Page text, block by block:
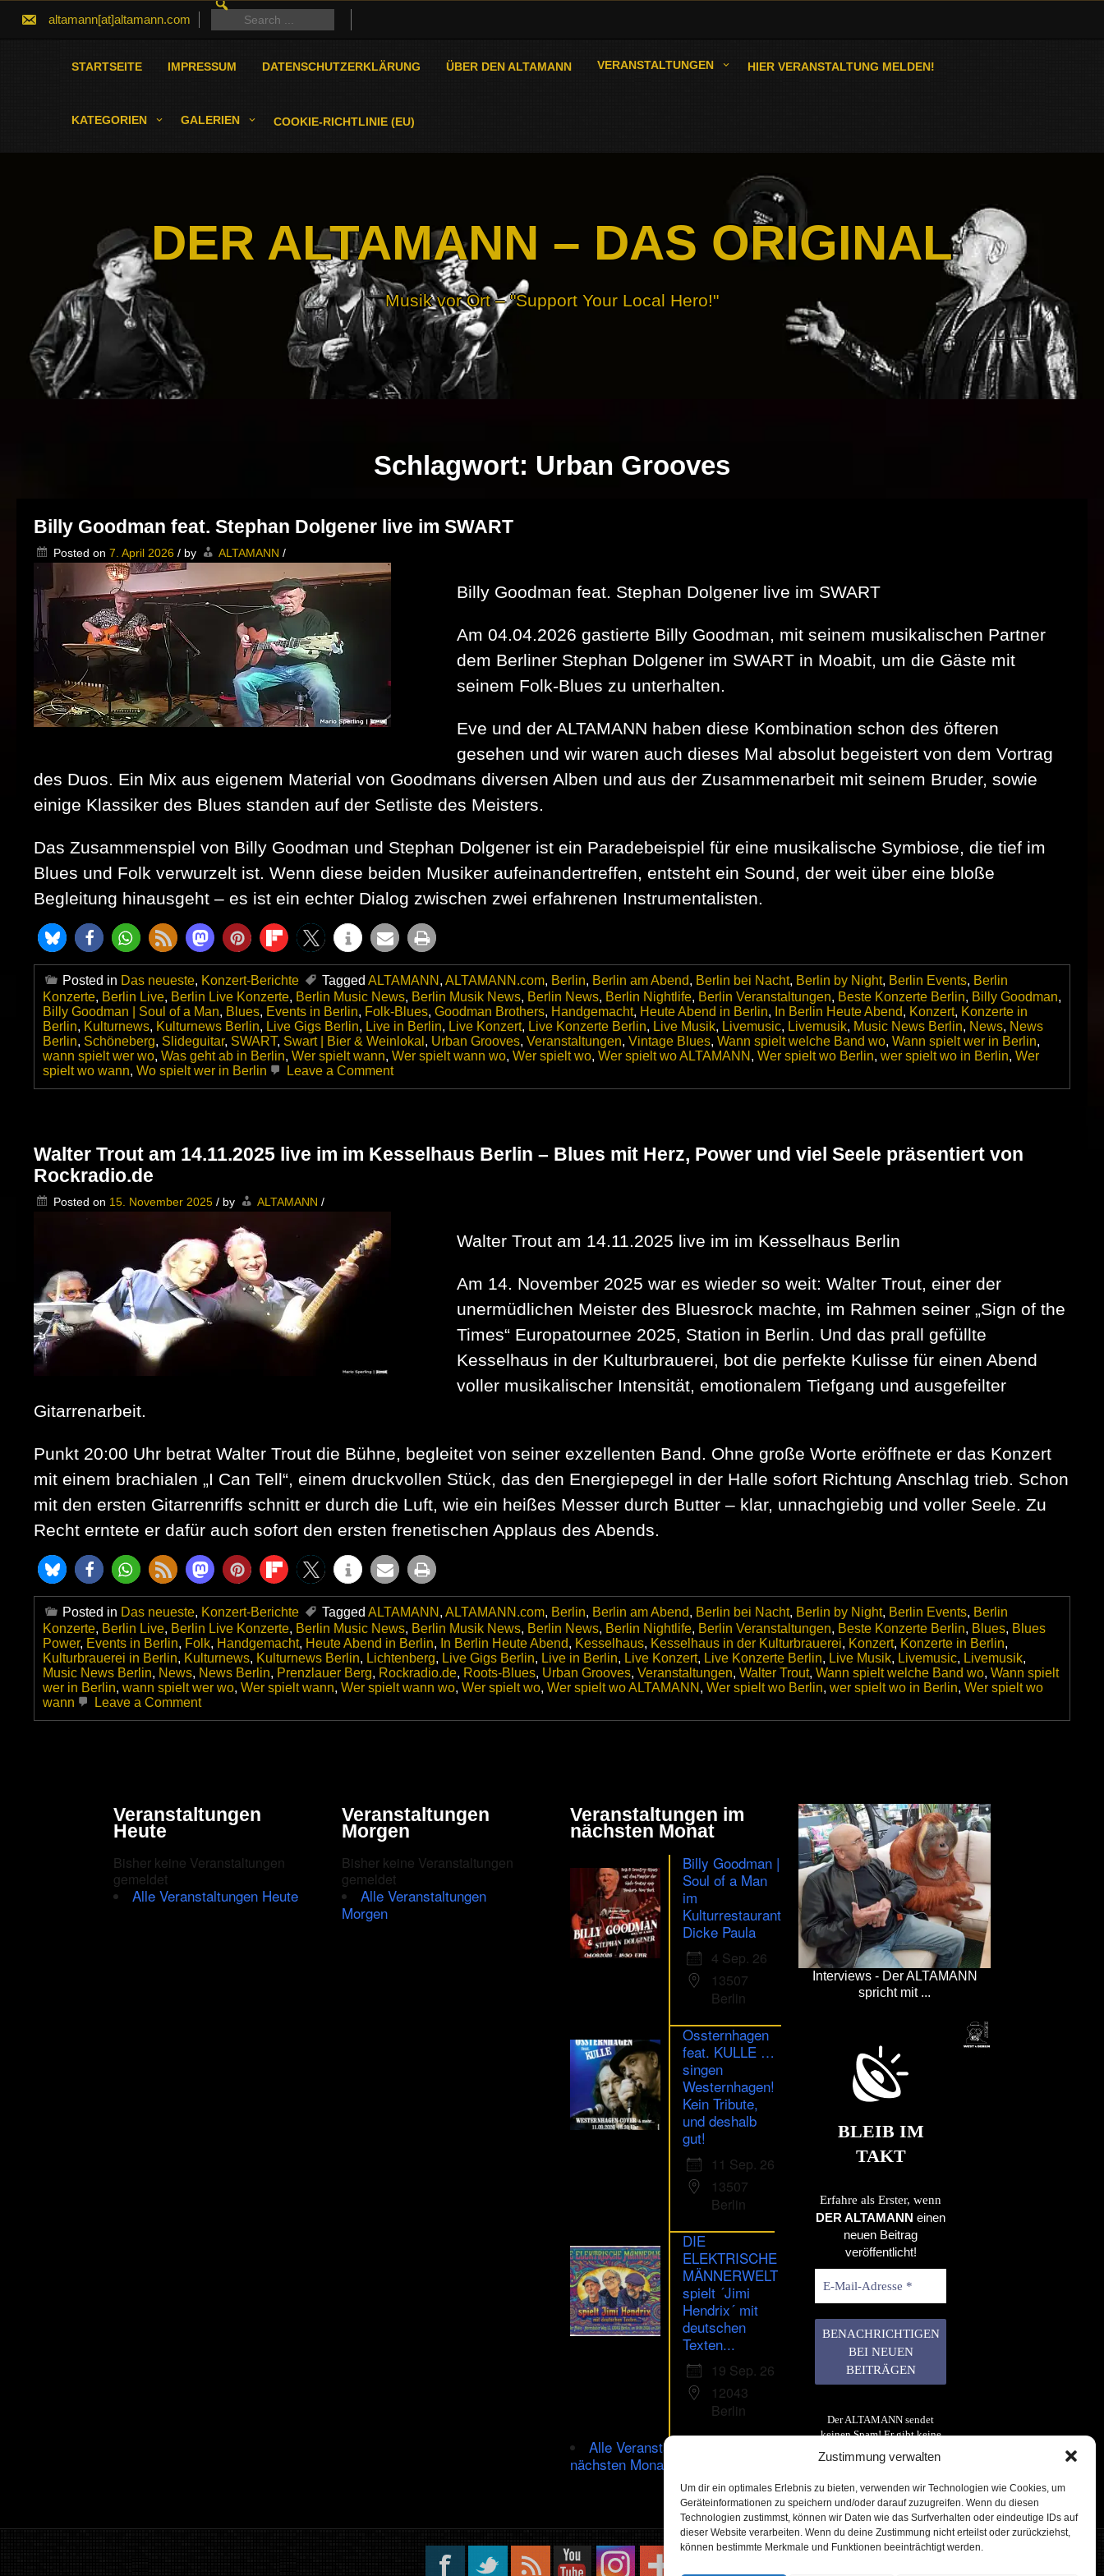
Zustimmung verwalten
Um dir ein optimales Erlebnis zu bieten, verwenden wir Technologien wie Cookies, um
Geräteinformationen zu speichern und/oder darauf zuzugreifen. Wenn du diesen
Technologien zustimmst, können wir Daten wie das Surfverhalten oder eindeutige IDs auf
dieser Website verarbeiten. Wenn du deine Zustimmung nicht erteilst oder zurückziehst,
können bestimmte Merkmale und Funktionen beeinträchtigt werden.
altamann[at]altamann.com
FOR:
Search
for:
STARTSEITE IMPRESSUM DATENSCHUTZERKLÄRUNG ÜBER DEN ALTAMANN VERANSTALTUNGEN HIER VERANSTALTUNG MELDEN!
KATEGORIEN GALERIEN COOKIE-RICHTLINIE (EU)
DER ALTAMANN – DAS ORIGINAL
Musik vor Ort – "Support Your Local Hero!"
Schlagwort: Urban Grooves
Billy Goodman feat. Stephan Dolgener live im SWART
Posted on 7. April 2026 / by ALTAMANN /
Billy Goodman feat. Stephan Dolgener live im SWART
Am 04.04.2026 gastierte Billy Goodman, mit seinem musikalischen Partner
dem Berliner Stephan Dolgener im SWART in Moabit, um die Gäste mit
seinem Folk-Blues zu unterhalten.
Eve und der ALTAMANN haben diese Kombination schon des öfteren
gesehen und wir waren auch dieses Mal absolut begeistert von dem Vortrag
des Duos. Ein Mix aus eigenem Material von Goodmans diversen Alben und aus der Zusammenarbeit mit seinem Bruder, sowie
einige Klassiker des Blues standen auf der Setliste des Meisters.
Das Zusammenspiel von Billy Goodman und Stephan Dolgener ist ein Paradebeispiel für eine musikalische Symbiose, die tief im
Blues und Folk verwurzelt ist. Wenn diese beiden Musiker aufeinandertreffen, entsteht ein Sound, der weit über eine bloße
Begleitung hinausgeht – es ist ein echter Dialog zwischen zwei erfahrenen Instrumentalisten.
Posted in Das neueste, Konzert-Berichte Tagged ALTAMANN , ALTAMANN.com, Berlin, Berlin am Abend, Berlin bei Nacht, Berlin by Night, Berlin Events, Berlin
Konzerte, Berlin Live, Berlin Live Konzerte, Berlin Music News, Berlin Musik News, Berlin News, Berlin Nightlife, Berlin Veranstaltungen, Beste Konzerte Berlin, Billy Goodman,
Billy Goodman | Soul of a Man, Blues, Events in Berlin, Folk-Blues, Goodman Brothers, Handgemacht, Heute Abend in Berlin, In Berlin Heute Abend, Konzert, Konzerte in
Berlin, Kulturnews, Kulturnews Berlin, Live Gigs Berlin, Live in Berlin, Live Konzert, Live Konzerte Berlin, Live Musik, Livemusic, Livemusik, Music News Berlin, News, News
Berlin, Schöneberg, Slideguitar, SWART, Swart | Bier & Weinlokal , Urban Grooves, Veranstaltungen, Vintage Blues, Wann spielt welche Band wo, Wann spielt wer in Berlin,
wann spielt wer wo, Was geht ab in Berlin, Wer spielt wann, Wer spielt wann wo, Wer spielt wo, Wer spielt wo ALTAMANN , Wer spielt wo Berlin, wer spielt wo in Berlin, Wer
spielt wo wann, Wo spielt wer in Berlin Leave a Commenton
Dolgener
live
Walter Trout am 14.11.2025 live im im Kesselhaus Berlin – Blues mit Herz, Power und viel Seele präsentiert von
Rockradio.de
Posted on 15. November 2025 / by ALTAMANN /
Walter Trout am 14.11.2025 live im im Kesselhaus Berlin
Am 14. November 2025 war es wieder so weit: Walter Trout, einer der
unermüdlichen Meister des Bluesrock machte, im Rahmen seiner „Sign of the
Times“ Europatournee 2025, Station in Berlin. Und das prall gefüllte
Kesselhaus in der Kulturbrauerei, bot die perfekte Kulisse für einen Abend
voller musikalischer Intensität, emotionalem Tiefgang und ausgefeilter
Gitarrenarbeit.
Punkt 20:00 Uhr betrat Walter Trout die Bühne, begleitet von seiner exzellenten Band. Ohne große Worte eröffnete er das Konzert
mit einem brachialen „I Can Tell“, einem druckvollen Stück, das den Energiepegel in der Halle sofort Richtung Anschlag trieb. Schon
mit den ersten Gitarrenriffs schnitt er durch die Luft, wie ein heißes Messer durch Butter – klar, unnachgiebig und voller Seele. Zu
Recht erntete er dafür auch sofort den ersten frenetischen Applaus des Abends.
Posted in Das neueste, Konzert-Berichte Tagged ALTAMANN , ALTAMANN.com, Berlin, Berlin am Abend, Berlin bei Nacht, Berlin by Night, Berlin Events, Berlin
Konzerte, Berlin Live, Berlin Live Konzerte, Berlin Music News, Berlin Musik News, Berlin News, Berlin Nightlife, Berlin Veranstaltungen, Beste Konzerte Berlin, Blues, Blues
Power, Events in Berlin, Folk, Handgemacht, Heute Abend in Berlin, In Berlin Heute Abend, Kesselhaus, Kesselhaus in der Kulturbrauerei, Konzert, Konzerte in Berlin,
Kulturbrauerei in Berlin, Kulturnews, Kulturnews Berlin, Lichtenberg, Live Gigs Berlin, Live in Berlin, Live Konzert, Live Konzerte Berlin, Live Musik, Livemusic, Livemusik,
Music News Berlin, News, News Berlin, Prenzlauer Berg, Rockradio.de, Roots-Blues, Urban Grooves, Veranstaltungen, Walter Trout, Wann spielt welche Band wo, Wann spielt
wer in Berlin, wann spielt wer wo, Wer spielt wann, Wer spielt wann wo, Wer spielt wo, Wer spielt wo ALTAMANN , Wer spielt wo Berlin, wer spielt wo in Berlin, Wer spielt wo
wann
Leave a Commenton
im
Kesselhaus
Blues
Herz,
Power
Veranstaltungen
Heute
Bisher keine Veranstaltungen
gemeldet
Alle Veranstaltungen Heute
Veranstaltungen
Morgen
Bisher keine Veranstaltungen
gemeldet
Alle Veranstaltungen
Morgen
Veranstaltungen im
nächsten Monat
Billy Goodman |
Soul of a Man
im
Kulturrestaurant
Dicke Paula
4 Sep. 26
13507
Berlin
Ossternhagen
feat. KULLE …
singen
Westernhagen!
Kein Tribute,
und deshalb
gut!
11 Sep. 26
13507
Berlin
DIE
ELEKTRISCHE
MÄNNERWELT
spielt ´Jimi
Hendrix´ mit
deutschen
Texten...
19 Sep. 26
12043
Berlin
Alle Veranstaltungen im
nächsten Monat
Interviews - Der ALTAMANN
spricht mit ...
BLEIB IM
TAKT
Erfahre als Erster, wenn
DER ALTAMANN einen
neuen Beitrag
veröffentlicht!
Der ALTAMANN sendet
keinen Spam! Er gibt keine
Daten an dritte weiter. Erfahre
mehr in unserer
Datenschutzerklärung.